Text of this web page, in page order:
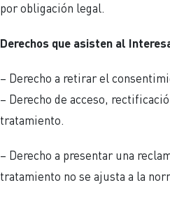
por obligación legal.
Derechos que asisten al
– Derecho a retirar el
– Derecho de acceso,
tratamiento.
– Derecho a presentar una
tratamiento no se ajusta a la